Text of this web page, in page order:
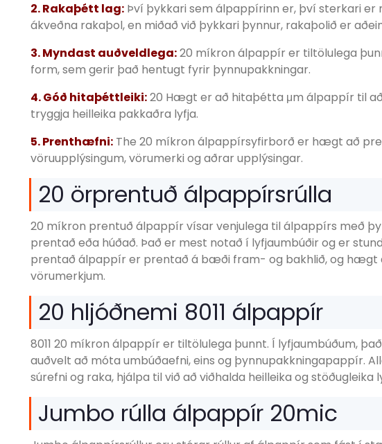
2. Rakaþétt lag: Því þykkari sem álpappírinn er, því sterkari
ákveðna rakaþol, en miðað við þykkari þynnur, rakaþolið er
3. Myndast auðveldlega:20 míkron álpappír er tiltölulega
form, sem gerir það hentugt fyrir þynnupakkningar.
4. Góð hitaþéttleiki:20 Hægt er að hitaþétta μm álpappír til
tryggja heilleika pakkaðra lyfja.
5. Prenthæfni: The 20 míkron álpappírsyfirborð er hægt að
vöruupplýsingum, vörumerki og aðrar upplýsingar.
20 örprentuð álpappírsrúlla
20 míkron prentuð álpappír vísar venjulega til álpappírs með
prentað eða húðað. Það er mest notað í lyfjaumbúðir og er
prentað álpappír er prentað á bæði fram- og bakhlið, og hægt
vörumerkjum.
20 hljóðnemi 8011 álpappír
8011 20 míkron álpappír er tiltölulega þunnt. Í lyfjaumbúðum,
auðvelt að móta umbúðaefni, eins og þynnupakkningapappír.
súrefni og raka, hjálpa til við að viðhalda heilleika og stöðugleika
Jumbo rúlla álpappír 20mic